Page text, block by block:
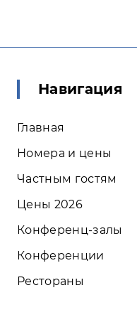
Навигация
Главная
Номера и цены
Частным гостям
Цены 2026
Конференц-залы
Конференции
Рестораны